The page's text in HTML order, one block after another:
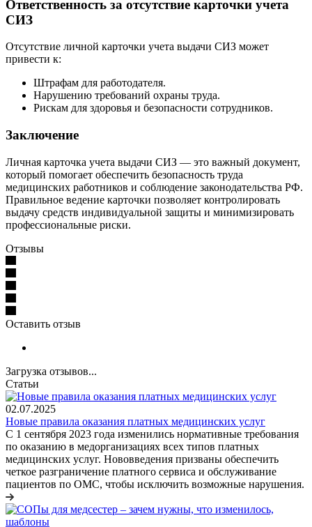
Ответственность за отсутствие карточки учета
СИЗ
Отсутствие личной карточки учета выдачи СИЗ может
привести к:
Штрафам для работодателя.
Нарушению требований охраны труда.
Рискам для здоровья и безопасности сотрудников.
Заключение
Личная карточка учета выдачи СИЗ — это важный документ,
который помогает обеспечить безопасность труда
медицинских работников и соблюдение законодательства РФ.
Правильное ведение карточки позволяет контролировать
выдачу средств индивидуальной защиты и минимизировать
профессиональные риски.
Отзывы
Оставить отзыв
Загрузка отзывов...
Статьи
02.07.2025
Новые правила оказания платных медицинских услуг
С 1 сентября 2023 года изменились нормативные требования
по оказанию в медорганизациях всех типов платных
медицинских услуг. Нововведения призваны обеспечить
четкое разграничение платного сервиса и обслуживание
пациентов по ОМС, чтобы исключить возможные нарушения.